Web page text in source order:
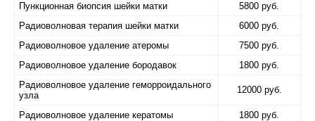
Пункционная биопсия шейки матки
5800 руб.
Радиоволновая терапия шейки матки
6000 руб.
Радиоволновое удаление атеромы
7500 руб.
Радиоволновое удаление бородавок
1800 руб.
Радиоволновое удаление геморроидального
узла
12000 руб.
Радиоволновое удаление кератомы
1800 руб.